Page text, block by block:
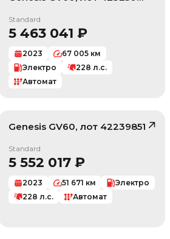
Standard
5 463 041 ₽
2023 67 005км
Электро
228 л.с.
Автомат
Genesis GV60, лот 42239851
/ 10
Standard
5 552 017₽
2023 51 671 км
Электро
228 л.с. Автомат